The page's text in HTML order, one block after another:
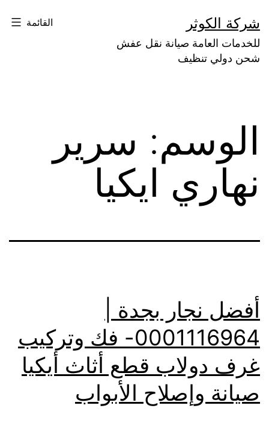
إلى
المحتوى
شركة الكوثر
للخدمات العامة صيانة نقل عفش
شحن دولي تنظيف
القائمة
الوسم: سرير
نهاري ايكيا
أفضل نجار بجدة |
0001116964- فك وتركيب
غرف دولاب قطع أثاث أيكيا
صيانة وإصلاح الأبواب